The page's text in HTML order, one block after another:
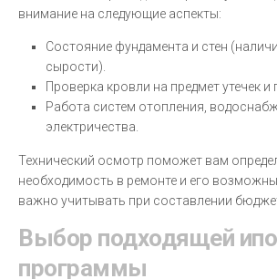
внимание на следующие аспекты:
Состояние фундамента и стен
сырости).
Проверка кровли на предмет утечек
Работа систем отопления,
электричества.
Технический осмотр поможет вам
необходимость в ремонте и его
важно учитывать при составлении
Выбор подходящей
программы